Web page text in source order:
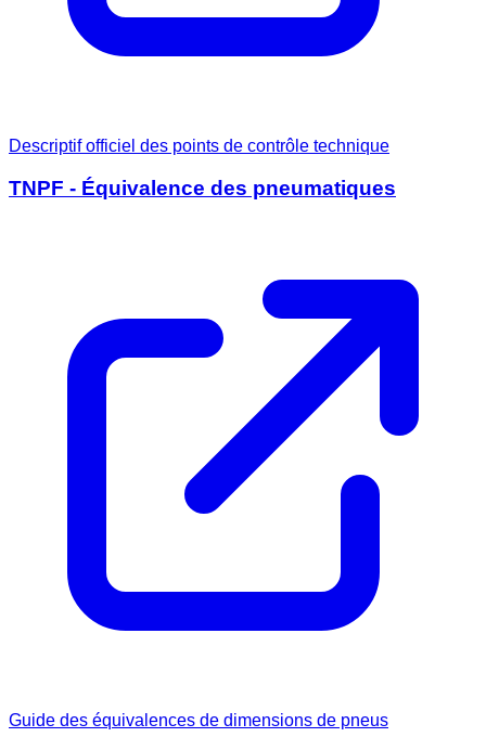
Descriptif officiel des points de contrôle technique
TNPF - Équivalence des pneumatiques
Guide des équivalences de dimensions de pneus